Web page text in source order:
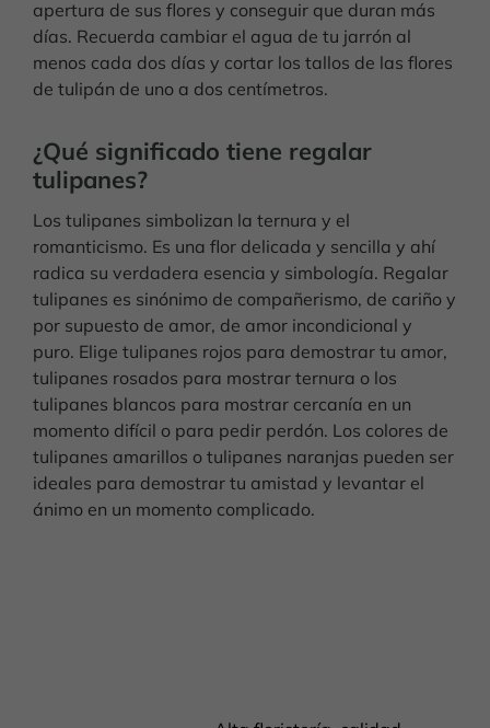
apertura de sus flores y conseguir que duran más
días. Recuerda cambiar el agua de tu jarrón al
menos cada dos días y cortar los tallos de las flores
de tulipán de uno a dos centímetros.
¿Qué significado tiene regalar
tulipanes?
Los tulipanes simbolizan la ternura y el
romanticismo. Es una flor delicada y sencilla y ahí
radica su verdadera esencia y simbología. Regalar
tulipanes es sinónimo de compañerismo, de cariño y
por supuesto de amor, de amor incondicional y
puro. Elige tulipanes rojos para demostrar tu amor,
tulipanes rosados para mostrar ternura o los
tulipanes blancos para mostrar cercanía en un
momento difícil o para pedir perdón. Los colores de
tulipanes amarillos o tulipanes naranjas pueden ser
ideales para demostrar tu amistad y levantar el
ánimo en un momento complicado.